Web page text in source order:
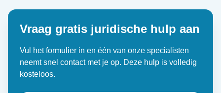
Vraag gratis juridische hulp aan
Vul het formulier in en één van onze specialisten
neemt snel contact met je op. Deze hulp is volledig
kosteloos.